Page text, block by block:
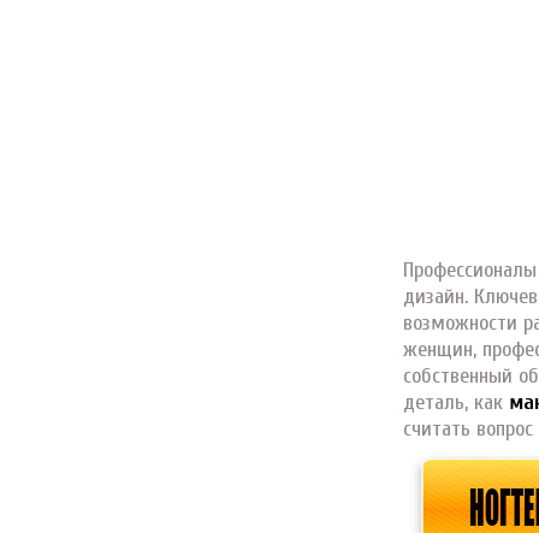
дизайн.
возможности
женщин,
собственный
деталь, как
считать